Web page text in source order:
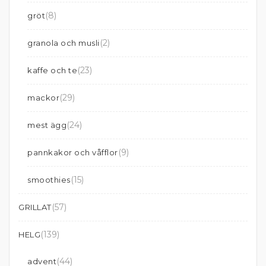
gröt(8)
granola och musli(2)
kaffe och te(23)
mackor(29)
mest ägg(24)
pannkakor och våfflor(9)
smoothies(15)
GRILLAT(57)
HELG(139)
advent(44)